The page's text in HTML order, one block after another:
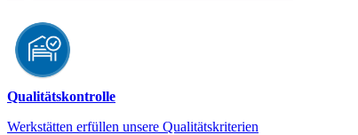
Qualitätskontrolle
Werkstätten erfüllen unsere Qualitätskriterien